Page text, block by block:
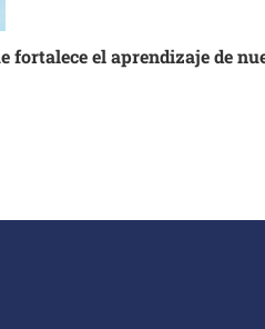
fortalece el aprendizaje de